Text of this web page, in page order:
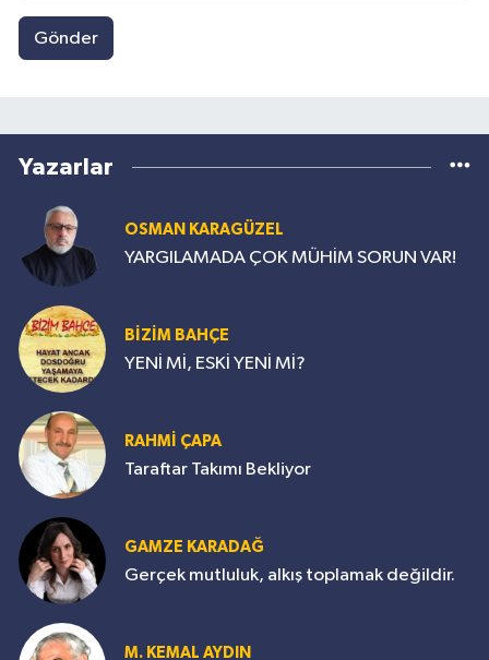
Gönder
Yazarlar
OSMAN KARAGÜZEL
YARGILAMADA ÇOK MÜHİM SORUN VAR!
BİZİM BAHÇE
YENİ Mİ, ESKİ YENİ Mİ?
RAHMİ ÇAPA
Taraftar Takımı Bekliyor
GAMZE KARADAĞ
Gerçek mutluluk, alkış toplamak değildir.
M. KEMAL AYDIN